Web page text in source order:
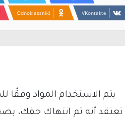
Odnoklassniki
تعتقد أنه تم انتهاك حقك،